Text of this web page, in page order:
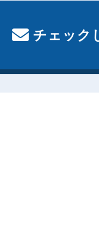
チェック